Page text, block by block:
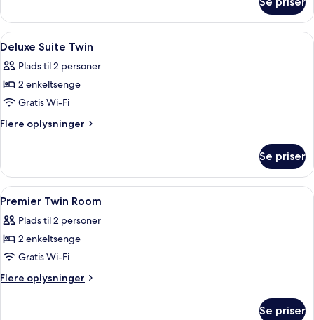
Suite
King
Indlæs
alle
billeder
af
Deluxe
Suite
Premium-sengetøj, minibar,
8
Deluxe Suite Twin
Plads til 2 personer
2 enkeltsenge
Gratis Wi-Fi
Flere oplysninger
Flere
Suite
Twin
Se priser
Indlæs
alle
billeder
af
Premier
Twin
Et hotelværelse med en stor seng,
9
Premier Twin Room
Plads til 2 personer
2 enkeltsenge
Gratis Wi-Fi
Flere oplysninger
Flere
Se priser